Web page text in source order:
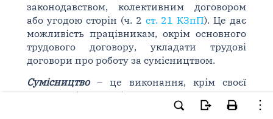
законодавством, колективним договором
або угодою сторін (ч. 2 ст. 21 КЗпП). Це дає
можливість працівникам, окрім основного
трудового договору, укладати трудові
договори про роботу за сумісництвом.
Сумісництво– це виконання, крім своєї
основної, іншої роботи на умовах трудового